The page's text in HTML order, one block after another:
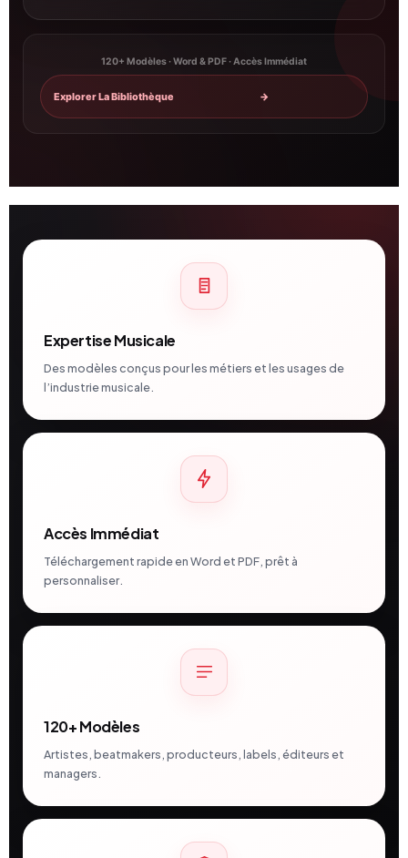
120+ Modèles · Word & PDF · Accès Immédiat
Explorer La Bibliothèque →
Expertise Musicale
Des modèles conçus pour les métiers et les usages de
l’industrie musicale.
Accès Immédiat
Téléchargement rapide en Word et PDF, prêt à
personnaliser.
120+ Modèles
Artistes, beatmakers, producteurs, labels, éditeurs et
managers.